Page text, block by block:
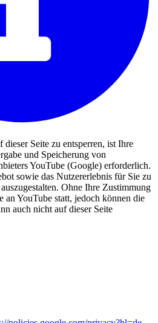
Seite zu entsperren, ist Ihre
und Speicherung von
YouTube (Google) erforderlich.
sowie das Nutzererlebnis für Sie zu
Ohne Ihre Zustimmung
an YouTube statt, jedoch können die
auch nicht auf dieser Seite